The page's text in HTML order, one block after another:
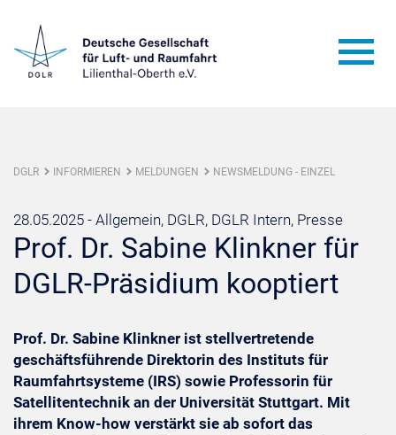
DGLR INFORMIEREN MELDUNGEN NEWSMELDUNG - EINZEL
28.05.2025 - Allgemein, DGLR, DGLR Intern, Presse
Prof. Dr. Sabine Klinkner für
DGLR-Präsidium kooptiert
Prof. Dr. Sabine Klinkner ist stellvertretende
geschäftsführende Direktorin des Instituts für
Raumfahrtsysteme (IRS) sowie Professorin für
Satellitentechnik an der Universität Stuttgart. Mit
ihrem Know-how verstärkt sie ab sofort das